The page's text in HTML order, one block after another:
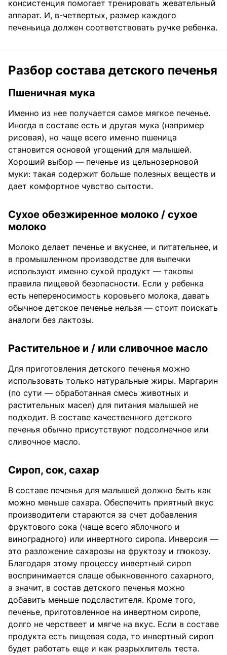
консистенция помогает тренировать жевательный
аппарат. И, в-четвертых, размер каждого
печеньица должен соответствовать ручке ребенка.
Разбор состава детского печенья
Пшеничная мука
Именно из нее получается самое мягкое печенье.
Иногда в составе есть и другая мука (например
рисовая), но чаще всего именно пшеница
становится основой угощений для малышей.
Хороший выбор — печенье из цельнозерновой
муки: такая содержит больше полезных веществ и
дает комфортное чувство сытости.
Сухое обезжиренное молоко / сухое
молоко
Молоко делает печенье и вкуснее, и питательнее, и
в промышленном производстве для выпечки
используют именно сухой продукт — таковы
правила пищевой безопасности. Если у ребенка
есть непереносимость коровьего молока, давать
обычное детское печенье нельзя — стоит поискать
аналоги без лактозы.
Растительное и / или сливочное масло
Для приготовления детского печенья можно
использовать только натуральные жиры. Маргарин
(по сути — обработанная смесь животных и
растительных масел) для питания малышей не
подходит. В составе качественного детского
печенья обычно присутствуют подсолнечное или
сливочное масло.
Сироп, сок, сахар
В составе печенья для малышей должно быть как
можно меньше сахара. Обеспечить приятный вкус
производители стараются за счет добавления
фруктового сока (чаще всего яблочного и
виноградного) или инвертного сиропа. Инверсия —
это разложение сахарозы на фруктозу и глюкозу.
Благодаря этому процессу инвертный сироп
воспринимается слаще обыкновенного сахарного,
а значит, в состав детского печенья можно
добавить меньше подсластителя. Кроме того,
печенье, приготовленное на инвертном сиропе,
долго не черствеет и мягче на вкус. Если в составе
продукта есть пищевая сода, то инвертный сироп
будет работать еще и как разрыхлитель теста.